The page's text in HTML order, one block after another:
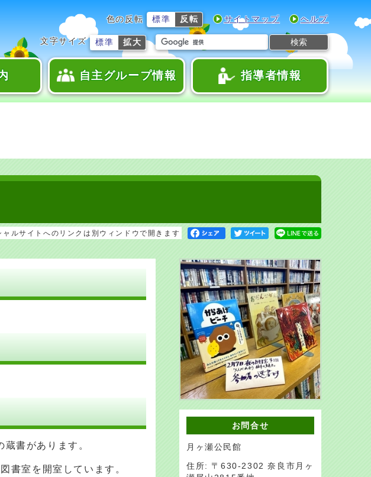
色の反転 標準 反転 サイトマップ ヘルプ
文字サイズ 標準 拡大 検索
自主グループ情報 指導者情報
ャルサイトへのリンクは別ウィンドウで開きます
書があります。
書室を開室しています。
お問合せ
月ヶ瀬公民館
住所: 〒630-2302 奈良市月ヶ